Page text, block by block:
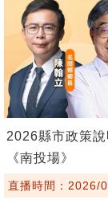
2026縣市政策
《南投場》
直播時間：2026/